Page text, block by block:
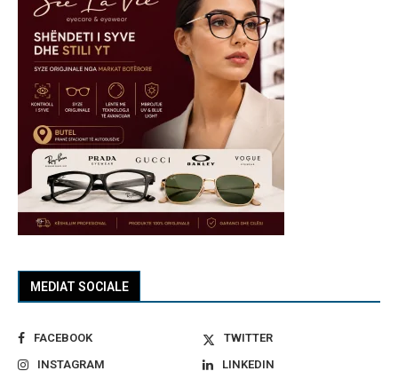
MEDIAT SOCIALE
FACEBOOK
TWITTER
INSTAGRAM
LINKEDIN